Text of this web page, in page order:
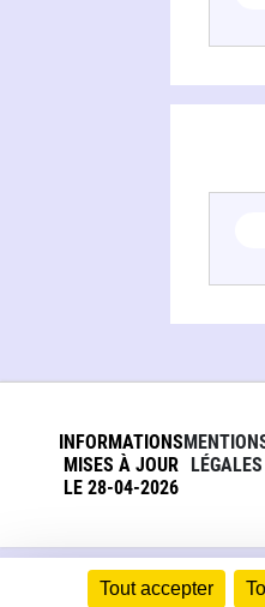
Tout accepter
INFORMATIONS
MISES À JOUR
LE 28-04-2026
LÉGALES